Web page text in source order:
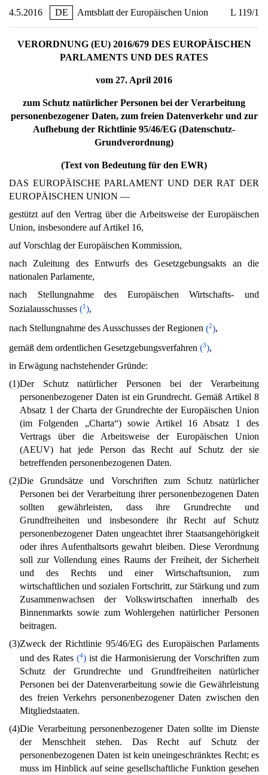
4.5.2016 DE Amtsblatt der Europäischen Union L 119/1
VERORDNUNG (EU) 2016/679 DES EUROPÄISCHEN
PARLAMENTS UND DES RATES
vom 27. April 2016
zum Schutz natürlicher Personen bei der Verarbeitung
personenbezogener Daten, zum freien Datenverkehr und zur
Aufhebung der Richtlinie 95/46/EG (Datenschutz-
Grundverordnung)
(Text von Bedeutung für den EWR)
DAS EUROPÄISCHE PARLAMENT UND DER RAT DER
EUROPÄISCHEN UNION —
gestützt auf den Vertrag über die Arbeitsweise der Europäischen
Union, insbesondere auf Artikel 16,
auf Vorschlag der Europäischen Kommission,
nach Zuleitung des Entwurfs des Gesetzgebungsakts an die
nationalen Parlamente,
nach Stellungnahme des Europäischen Wirtschafts- und
Sozialausschusses (1),
nach Stellungnahme des Ausschusses der Regionen (2),
gemäß dem ordentlichen Gesetzgebungsverfahren (3),
in Erwägung nachstehender Gründe:
(1)Der Schutz natürlicher Personen bei der Verarbeitung
personenbezogener Daten ist ein Grundrecht. Gemäß Artikel 8
Absatz 1 der Charta der Grundrechte der Europäischen Union
(im Folgenden „Charta“) sowie Artikel 16 Absatz 1 des
Vertrags über die Arbeitsweise der Europäischen Union
(AEUV) hat jede Person das Recht auf Schutz der sie
betreffenden personenbezogenen Daten.
(2)Die Grundsätze und Vorschriften zum Schutz natürlicher
Personen bei der Verarbeitung ihrer personenbezogenen Daten
sollten gewährleisten, dass ihre Grundrechte und
Grundfreiheiten und insbesondere ihr Recht auf Schutz
personenbezogener Daten ungeachtet ihrer Staatsangehörigkeit
oder ihres Aufenthaltsorts gewahrt bleiben. Diese Verordnung
soll zur Vollendung eines Raums der Freiheit, der Sicherheit
und des Rechts und einer Wirtschaftsunion, zum
wirtschaftlichen und sozialen Fortschritt, zur Stärkung und zum
Zusammenwachsen der Volkswirtschaften innerhalb des
Binnenmarkts sowie zum Wohlergehen natürlicher Personen
beitragen.
(3)Zweck der Richtlinie 95/46/EG des Europäischen Parlaments
und des Rates (4) ist die Harmonisierung der Vorschriften zum
Schutz der Grundrechte und Grundfreiheiten natürlicher
Personen bei der Datenverarbeitung sowie die Gewährleistung
des freien Verkehrs personenbezogener Daten zwischen den
Mitgliedstaaten.
(4)Die Verarbeitung personenbezogener Daten sollte im Dienste
der Menschheit stehen. Das Recht auf Schutz der
personenbezogenen Daten ist kein uneingeschränktes Recht; es
muss im Hinblick auf seine gesellschaftliche Funktion gesehen